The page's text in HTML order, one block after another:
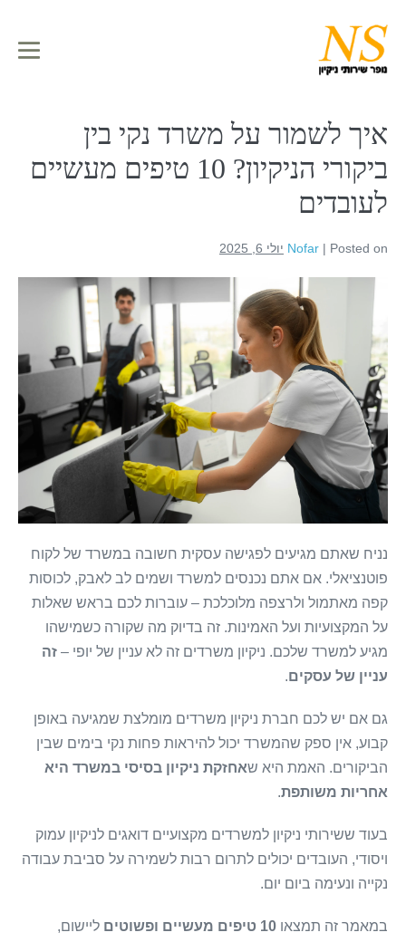
איך לשמור על משרד נקי בין
ביקורי הניקיון? 10 טיפים מעשיים
לעובדים
Nofar |Posted on יולי 6, 2025
נניח שאתם מגיעים לפגישה עסקית חשובה במשרד של לקוח
פוטנציאלי. אם אתם נכנסים למשרד ושמים לב לאבק, לכוסות
קפה מאתמול ולרצפה מלוכלכת – עוברות לכם בראש שאלות
על המקצועיות ועל האמינות. זה בדיוק מה שקורה כשמישהו
מגיע למשרד שלכם. ניקיון משרדים זה לא עניין של יופי –זה
עניין של עסקים.
גם אם יש לכם חברת ניקיון משרדים מומלצת שמגיעה באופן
קבוע, אין ספק שהמשרד יכול להיראות פחות נקי בימים שבין
הביקורים. האמת היא שאחזקת ניקיון בסיסי במשרד היא
אחריות משותפת.
בעוד ששירותי ניקיון למשרדים מקצועיים דואגים לניקיון עמוק
ויסודי, העובדים יכולים לתרום רבות לשמירה על סביבת עבודה
נקייה ונעימה ביום יום.
במאמר זה תמצאו 10 טיפים מעשיים ופשוטים
ליישום,